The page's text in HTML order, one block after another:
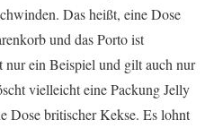
Das heißt, eine Dose
und das Porto ist
nur ein Beispiel und gilt auch nur
vielleicht eine Packung Jelly
Dose britischer Kekse. Es lohnt